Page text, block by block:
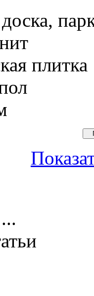
плитка